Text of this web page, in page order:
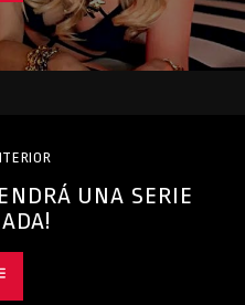
UNA SERIE